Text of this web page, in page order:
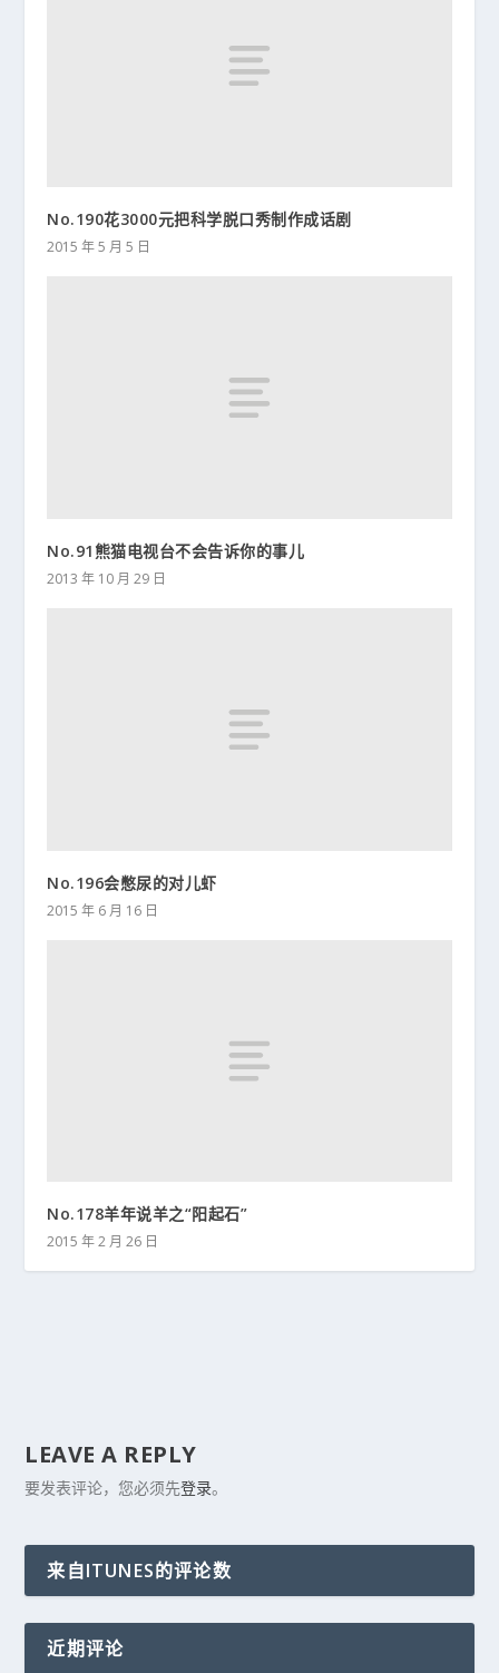
No.190花3000元把科学脱口秀制作成话剧
2015 年 5 月 5 日
No.91熊猫电视台不会告诉你的事儿
2013 年 10 月 29 日
No.196会憋尿的对儿虾
2015 年 6 月 16 日
No.178羊年说羊之“阳起石”
2015 年 2 月 26 日
LEAVE A REPLY
要发表评论，您必须先登录。
来自ITUNES的评论数
近期评论